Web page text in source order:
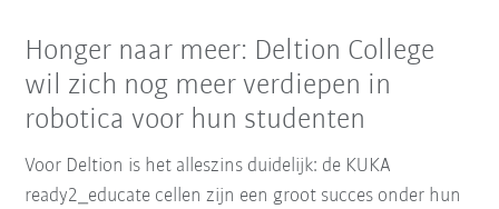
Honger naar meer: Deltion College
wil zich nog meer verdiepen in
robotica voor hun studenten
Voor Deltion is het alleszins duidelijk: de KUKA
ready2_educate cellen zijn een groot succes onder hun